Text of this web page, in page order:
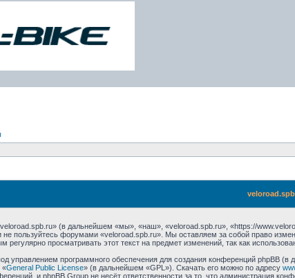
(в дальнейшем «мы», «наш», «veloroad.spb.ru», «https://
не пользуйтесь форумами «veloroad.spb.ru». Мы оставляем за собой право
просматривать этот текст на предмет изменений, так как
управлением программного обеспечения для создания конференций phpBB
«General Public License» (в дальнейшем «GPL»). Скачать его можно по адресу
и phpBB Group не несёт ответственности за то, что администрация